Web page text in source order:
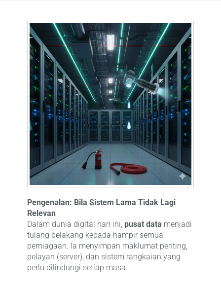
Pengenalan: Bila Sistem Lama Tidak Lagi
Relevan
Dalam dunia digital hari ini, pusat data menjadi
tulang belakang kepada hampir semua
perniagaan. Ia menyimpan maklumat penting,
pelayan (server), dan sistem rangkaian yang
perlu dilindungi setiap masa.